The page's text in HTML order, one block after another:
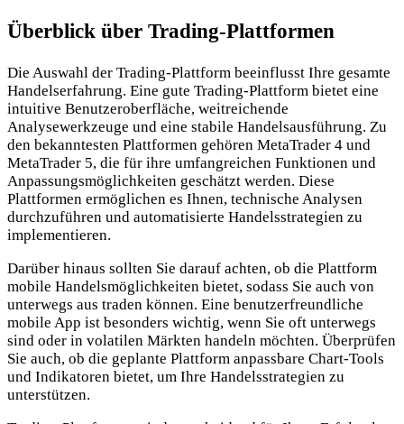
Überblick über Trading-Plattformen
Die Auswahl der Trading-Plattform beeinflusst Ihre gesamte
Handelserfahrung. Eine gute Trading-Plattform bietet eine
intuitive Benutzeroberfläche, weitreichende
Analysewerkzeuge und eine stabile Handelsausführung. Zu
den bekanntesten Plattformen gehören MetaTrader 4 und
MetaTrader 5, die für ihre umfangreichen Funktionen und
Anpassungsmöglichkeiten geschätzt werden. Diese
Plattformen ermöglichen es Ihnen, technische Analysen
durchzuführen und automatisierte Handelsstrategien zu
implementieren.
Darüber hinaus sollten Sie darauf achten, ob die Plattform
mobile Handelsmöglichkeiten bietet, sodass Sie auch von
unterwegs aus traden können. Eine benutzerfreundliche
mobile App ist besonders wichtig, wenn Sie oft unterwegs
sind oder in volatilen Märkten handeln möchten. Überprüfen
Sie auch, ob die geplante Plattform anpassbare Chart-Tools
und Indikatoren bietet, um Ihre Handelsstrategien zu
unterstützen.